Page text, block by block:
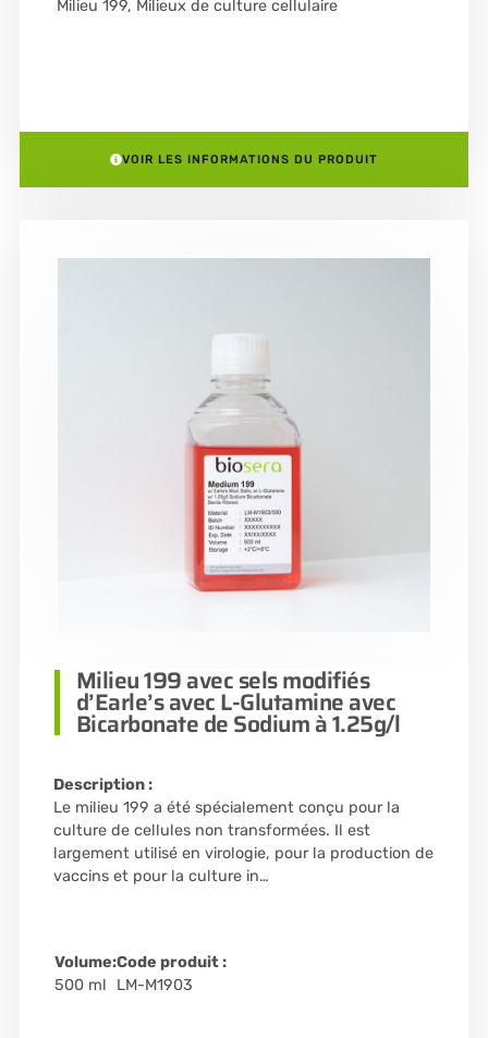
Milieu 199, Milieux de culture cellulaire
VOIR LES INFORMATIONS DU PRODUIT
Milieu 199 avec sels modifiés
d’Earle’s avec L-Glutamine avec
Bicarbonate de Sodium à 1.25g/l
Description :
Le milieu 199 a été spécialement conçu pour la
culture de cellules non transformées. Il est
largement utilisé en virologie, pour la production de
vaccins et pour la culture in…
Volume:
500 ml
Code produit :
LM-M1903